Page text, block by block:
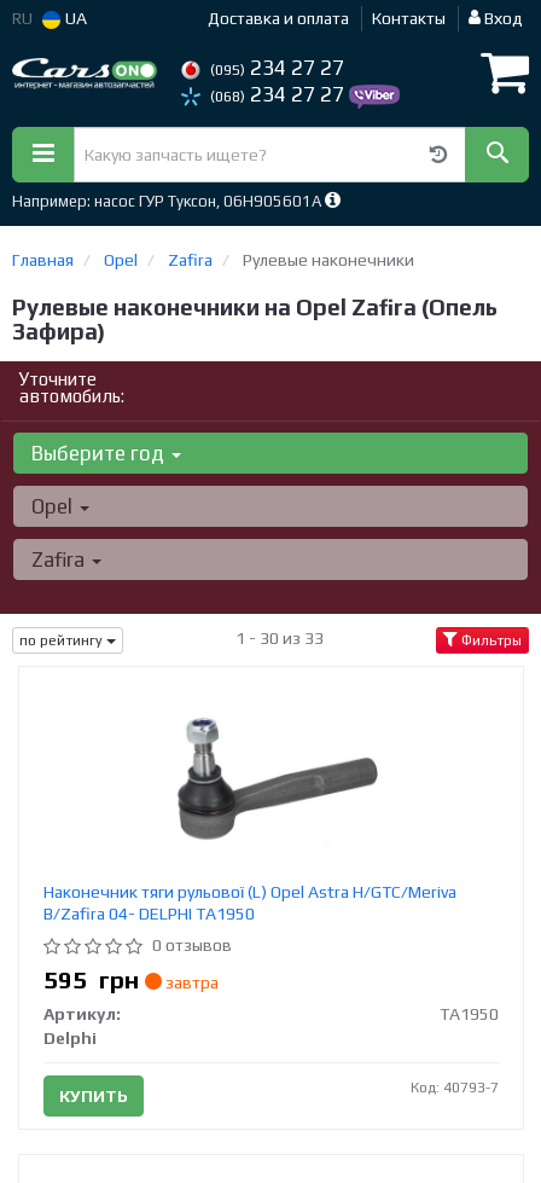
RU UA Доставка и оплата Контакты Вход
(095) 234 27 27
(068) 234 27 27
Например: насос ГУР Туксон, 06H905601A
Главная Opel Zafira Рулевые наконечники
Рулевые наконечники на Opel Zafira (Опель
Зафира)
Уточните
автомобиль:
Выберите год
Opel
Zafira
по рейтингу 1 - 30 из 33 Фильтры
Наконечник тяги рульової (L) Opel Astra H/GTC/Meriva
B/Zafira 04- DELPHI TA1950
0 отзывов
595 грн
завтра
Артикул:
TA1950
Delphi
КУПИТЬ Код: 40793-7